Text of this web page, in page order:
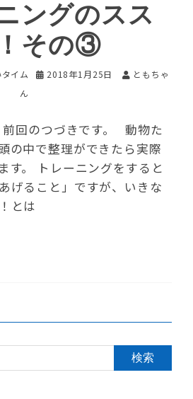
ングのスス
その③
イム 2018年1月25日
ともちゃ
ん
前回のつづきです。 動物た
の中で整理ができたら実際
す。 トレーニングをすると
げること」ですが、いきな
とは